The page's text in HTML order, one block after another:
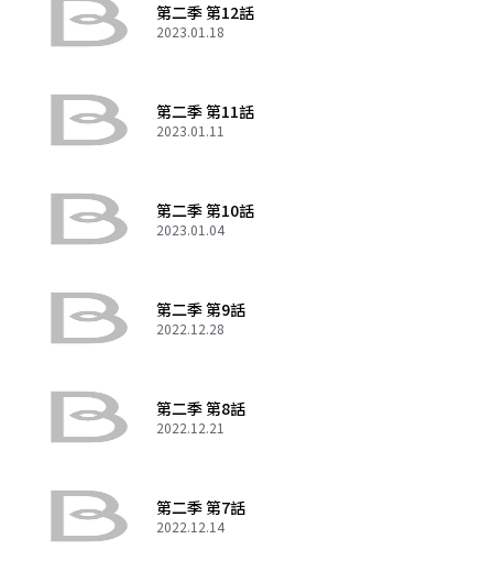
第二季 第12話
2023.01.18
第二季 第11話
2023.01.11
第二季 第10話
2023.01.04
第二季 第9話
2022.12.28
第二季 第8話
2022.12.21
第二季 第7話
2022.12.14